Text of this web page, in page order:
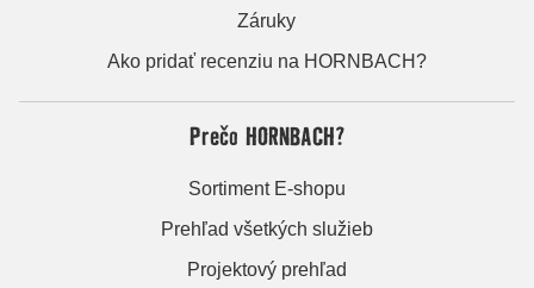
Záruky
Ako pridať recenziu na HORNBACH?
Prečo HORNBACH?
Sortiment E-shopu
Prehľad všetkých služieb
Projektový prehľad